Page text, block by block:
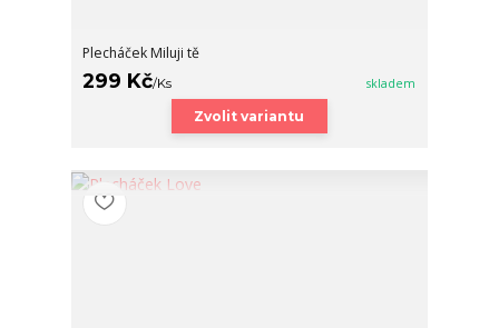
Plecháček Miluji tě
299 Kč/Ks skladem
Zvolit variantu